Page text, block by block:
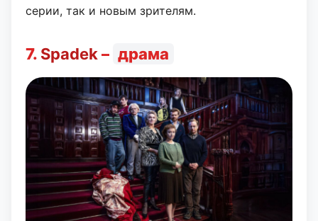
серии, так и новым зрителям.
7. Spadek– драма